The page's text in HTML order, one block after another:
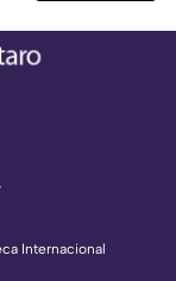
Internacional